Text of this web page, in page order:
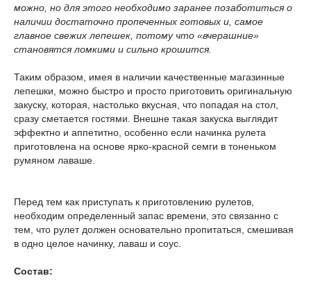
можно, но для этого необходимо заранее позаботиться о
наличии достаточно пропеченных готовых и, самое
главное свежих лепешек, потому что «вчерашние»
становятся ломкими и сильно крошится.
Таким образом, имея в наличии качественные магазинные
лепешки, можно быстро и просто приготовить оригинальную
закуску, которая, настолько вкусная, что попадая на стол,
сразу сметается гостями. Внешне такая закуска выглядит
эффектно и аппетитно, особенно если начинка рулета
приготовлена на основе ярко-красной семги в тоненьком
румяном лаваше.
Перед тем как приступать к приготовлению рулетов,
необходим определенный запас времени, это связанно с
тем, что рулет должен основательно пропитаться, смешивая
в одно целое начинку, лаваш и соус.
Состав: